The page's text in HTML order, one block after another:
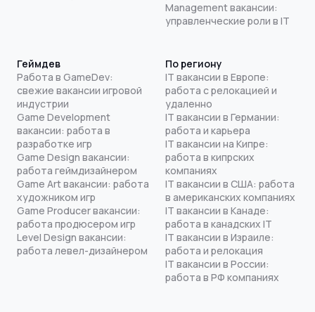
Management вакансии:
управленческие роли в IT
Геймдев
Работа в GameDev:
свежие вакансии игровой
индустрии
Game Development
вакансии: работа в
разработке игр
Game Design вакансии:
работа геймдизайнером
Game Art вакансии: работа
художником игр
Game Producer вакансии:
работа продюсером игр
Level Design вакансии:
работа левел-дизайнером
По региону
IT вакансии в Европе:
работа с релокацией и
удаленно
IT вакансии в Германии:
работа и карьера
IT вакансии на Кипре:
работа в кипрских
компаниях
IT вакансии в США: работа
в американских компаниях
IT вакансии в Канаде:
работа в канадских IT
IT вакансии в Израиле:
работа и релокация
IT вакансии в России:
работа в РФ компаниях